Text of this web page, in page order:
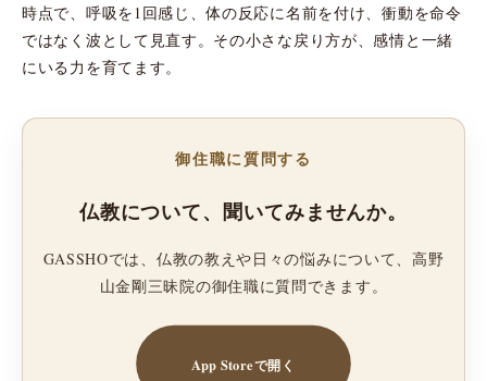
時点で、呼吸を1回感じ、体の反応に名前を付け、衝動を命令
ではなく波として見直す。その小さな戻り方が、感情と一緒
にいる力を育てます。
御住職に質問する
仏教について、聞いてみませんか。
GASSHOでは、仏教の教えや日々の悩みについて、高野
山金剛三昧院の御住職に質問できます。
App Storeで開く